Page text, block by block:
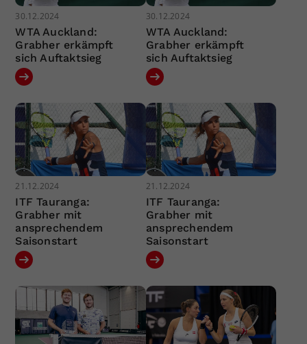
30.12.2024
WTA Auckland:
Grabher erkämpft
sich Auftaktsieg
30.12.2024
WTA Auckland:
Grabher erkämpft
sich Auftaktsieg
21.12.2024
ITF Tauranga:
Grabher mit
ansprechendem
Saisonstart
21.12.2024
ITF Tauranga:
Grabher mit
ansprechendem
Saisonstart